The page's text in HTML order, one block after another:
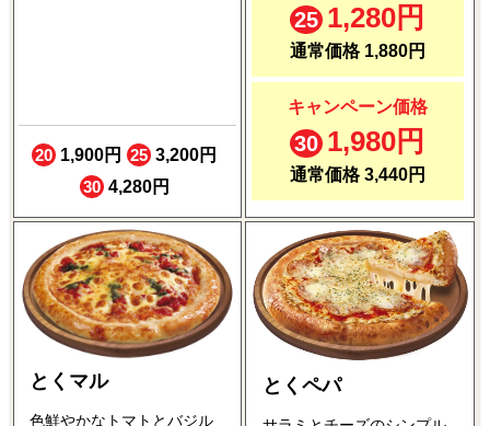
20 1,900円 25 3,200円
304,280円
25 1,280円
通常価格 1,880円
キャンペーン価格
30 1,980円
通常価格 3,440円
とくマル
色鮮やかなトマトとバジル
とくペパ